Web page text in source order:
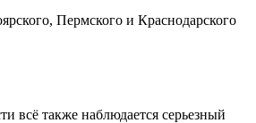
Пермского и Краснодарского
всё также наблюдается серьезный